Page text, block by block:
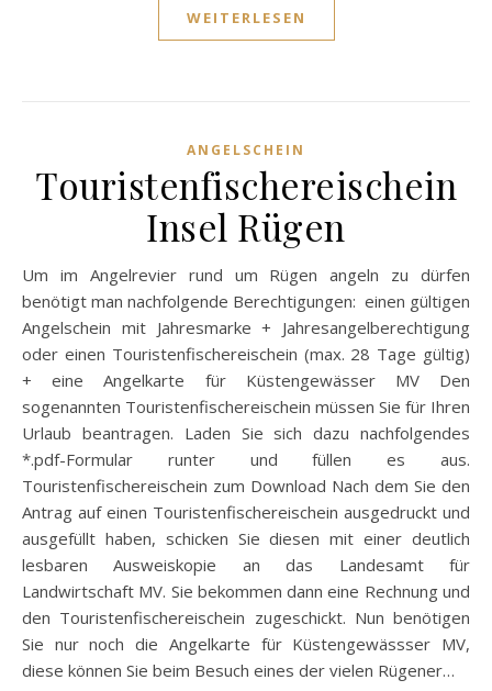
WEITERLESEN
ANGELSCHEIN
Touristenfischereischein
Insel Rügen
Um im Angelrevier rund um Rügen angeln zu dürfen
benötigt man nachfolgende Berechtigungen: einen gültigen
Angelschein mit Jahresmarke + Jahresangelberechtigung
oder einen Touristenfischereischein (max. 28 Tage gültig)
+ eine Angelkarte für Küstengewässer MV Den
sogenannten Touristenfischereischein müssen Sie für Ihren
Urlaub beantragen. Laden Sie sich dazu nachfolgendes
*.pdf-Formular runter und füllen es aus.
Touristenfischereischein zum Download Nach dem Sie den
Antrag auf einen Touristenfischereischein ausgedruckt und
ausgefüllt haben, schicken Sie diesen mit einer deutlich
lesbaren Ausweiskopie an das Landesamt für
Landwirtschaft MV. Sie bekommen dann eine Rechnung und
den Touristenfischereischein zugeschickt. Nun benötigen
Sie nur noch die Angelkarte für Küstengewässser MV,
diese können Sie beim Besuch eines der vielen Rügener…